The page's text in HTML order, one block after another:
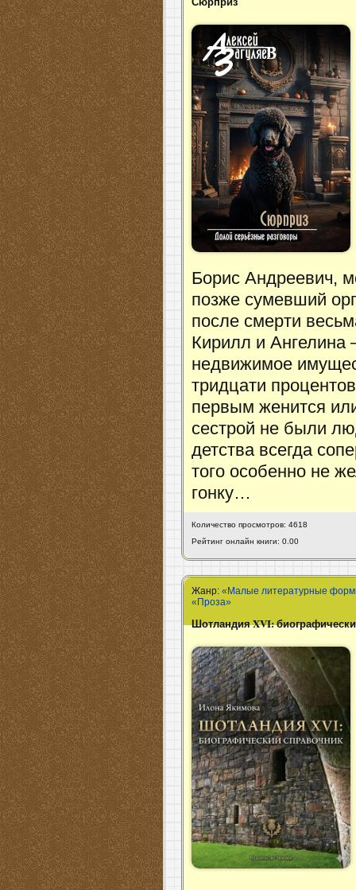
Борис Андреевич,
позже сумевший
после смерти
Кирилл и
недвижимое
тридцати
первым женится
сестрой не были
детства всегда
того особенно не
гонку…
Количество просмотров: 4618
Рейтинг онлайн книги: 0.00
Жанр:«Малые литературные
«Проза»
Шотландия XVI: